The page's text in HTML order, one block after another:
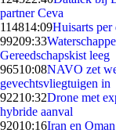
partner Ceva
114814:09Huisarts
99209:33
Gereedschapskist leeg
96510:08NAVO zet
gevechtsvliegtuigen in
92210:32Drone met
hybride aanval
92010:16Iran en